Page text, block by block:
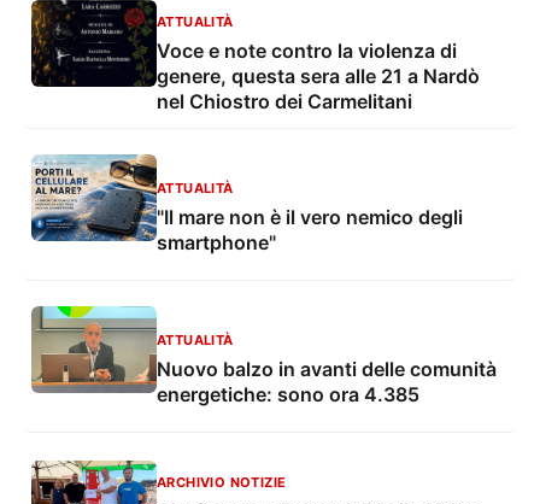
ATTUALITÀ
Voce e note contro la violenza di
genere, questa sera alle 21 a Nardò
nel Chiostro dei Carmelitani
ATTUALITÀ
"Il mare non è il vero nemico degli
smartphone"
ATTUALITÀ
Nuovo balzo in avanti delle comunità
energetiche: sono ora 4.385
ARCHIVIO NOTIZIE